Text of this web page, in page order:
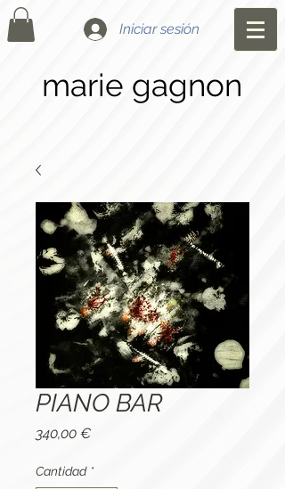
Iniciar sesión
marie gagnon
PIANO BAR
340,00 €Precio
Cantidad *